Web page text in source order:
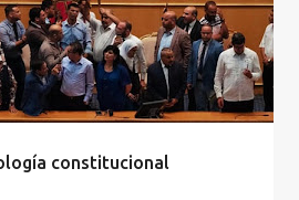
constitucional